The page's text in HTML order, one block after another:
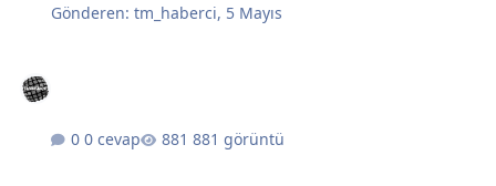
Gönderen:tm_haberci, 5 Mayıs
0 cevap 881 görüntü